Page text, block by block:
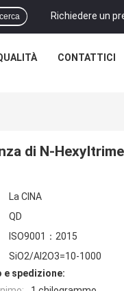
Richiedere un
CONTATTICI
di N-
La CINA
QD
ISO9001：2015
SiO2/Al2O3=10-1000
e spedizione: